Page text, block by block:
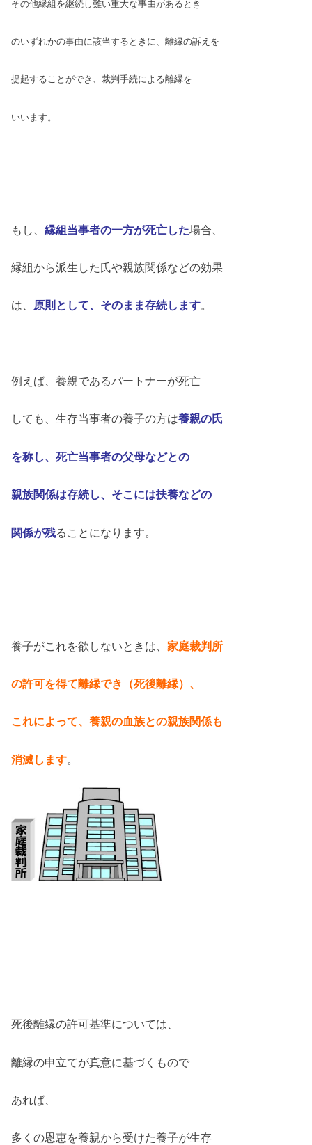
その他縁組を継続し難い重大な事由があるとき
のいずれかの事由に該当するときに、離縁の訴えを
提起することができ、裁判手続による離縁を
いいます。
もし、縁組当事者の一方が死亡した場合、
縁組から派生した氏や親族関係などの効果
は、 原則として、そのまま存続します。
例えば、養親であるパートナーが死亡
しても、生存当事者の養子の方は養親の氏
を称し、死亡当事者の父母などとの
親族関係は存続し、そこには扶養などの
関係が残ることになります。
養子がこれを欲しないときは、家庭裁判所
の許可を得て離縁でき（死後離縁）、
これによって、養親の血族との親族関係も
消滅します。
死後離縁の許可基準については、
離縁の申立てが真意に基づくもので
あれば、
多くの恩恵を養親から受けた養子が生存